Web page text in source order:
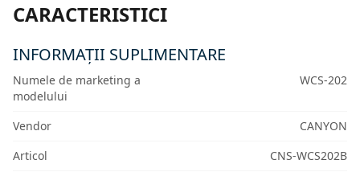
CARACTERISTICI
INFORMAȚII SUPLIMENTARE
Numele de marketing a
modelului
WCS-202
Vendor
CANYON
Articol
CNS-WCS202B